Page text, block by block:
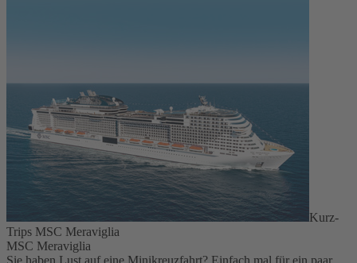
Kurz-
Trips MSC Meraviglia
MSC Meraviglia
Sie haben Lust auf eine Minikreuzfahrt? Einfach mal für ein paar